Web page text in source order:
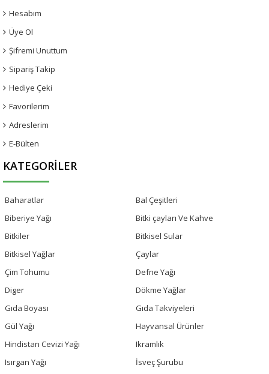
Hesabım
Üye Ol
Şifremi Unuttum
Sipariş Takip
Hediye Çeki
Favorilerim
Adreslerim
E-Bülten
KATEGORILER
Baharatlar
Bal Çeşitleri
Biberiye Yağı
Bitki çayları Ve Kahve
Bitkiler
Bitkisel Sular
Bitkisel Yağlar
Çaylar
Çim Tohumu
Defne Yağı
Diger
Dökme Yağlar
Gıda Boyası
Gıda Takviyeleri
Gül Yağı
Hayvansal Ürünler
Hindistan Cevizi Yağı
Ikramlık
Isırgan Yağı
İsveç Şurubu